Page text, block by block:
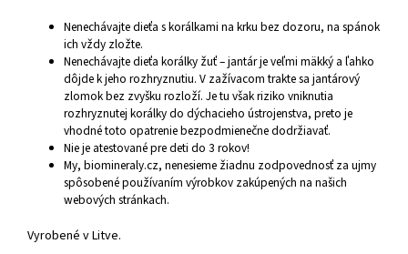
Nenechávajte dieťa s korálkami na krku bez dozoru, na spánok
ich vždy zložte.
Nenechávajte dieťa korálky žuť – jantár je veľmi mäkký a ľahko
dôjde k jeho rozhryznutiu. V zažívacom trakte sa jantárový
zlomok bez zvyšku rozloží. Je tu však riziko vniknutia
rozhryznutej korálky do dýchacieho ústrojenstva, preto je
vhodné toto opatrenie bezpodmienečne dodržiavať.
Nie je atestované pre deti do 3 rokov!
My, biomineraly.cz, nenesieme žiadnu zodpovednosť za ujmy
spôsobené používaním výrobkov zakúpených na našich
webových stránkach.
Vyrobené v Litve.